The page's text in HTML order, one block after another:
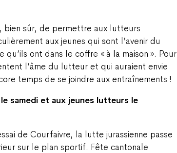
bien sûr, de permettre aux lutteurs
aux jeunes qui sont l’avenir du
ont dans le coffre « à la maison ». Pour
l’âme du lutteur et qui auraient envie
temps de se joindre aux entraînements !
samedi et aux jeunes lutteurs le
de Courfaivre, la lutte jurassienne passe
sur le plan sportif. Fête cantonale